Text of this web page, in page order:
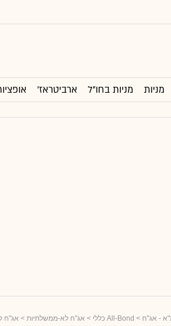
מניות מניות בחו"ל ארביטראז'
- אג"ח > All-Bond כללי > אג"ח לא-ממשלתיות > אג"ח